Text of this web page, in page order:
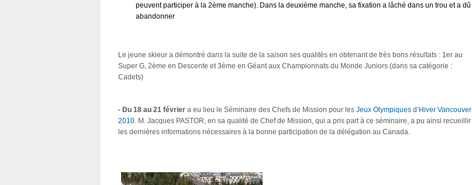
peuvent participer à la 2ème manche). Dans la deuxième manche, sa fixation a lâché dans un trou et a dû
abandonner
Le jeune skieur a démontré dans la suite de la saison ses qualités en obtenant de très bons résultats : 1er au
Super G, 2ème en Descente et 3ème en Géant aux Championnats du Monde Juniors (dans sa catégorie :
Cadets)
- Du 18 au 21 février a eu lieu le Séminaire des Chefs de Mission pour les Jeux Olympiques d’Hiver Vancouver
2010. M. Jacques PASTOR, en sa qualité de Chef de Mission, qui a pris part à ce séminaire, a pu ainsi recueillir
les dernières informations nécessaires à la bonne participation de la délégation au Canada.